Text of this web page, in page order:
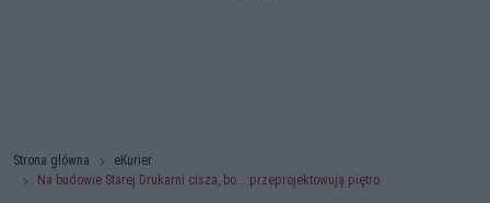
Strona główna
eKurier
Na budowie Starej Drukarni cisza, bo... przeprojektowują piętro